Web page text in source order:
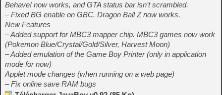
Behave! now works, and GTA status bar isn’t scrambled.
– Fixed BG enable on GBC. Dragon Ball Z now works.
New Features
– Added support for MBC3 mapper chip. MBC3 games now work
(Pokemon Blue/Crystal/Gold/Silver, Harvest Moon)
– Added emulation of the Game Boy Printer (only in application
mode for now)
Applet mode changes (when running on a web page)
– Fix online save RAM bugs